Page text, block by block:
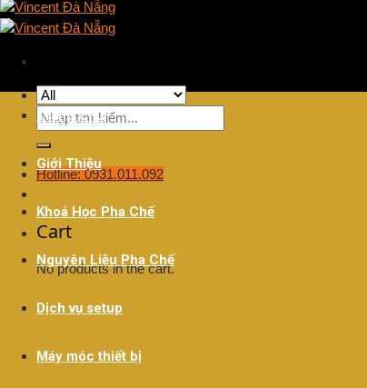
Hotline: 0931.011.092
Cart
No products in the cart.
Trang Chủ
Giới Thiệu
Khoá Học Pha Chế
Nguyên Liệu Pha Chế
Dịch vụ setup
Máy móc thiết bị